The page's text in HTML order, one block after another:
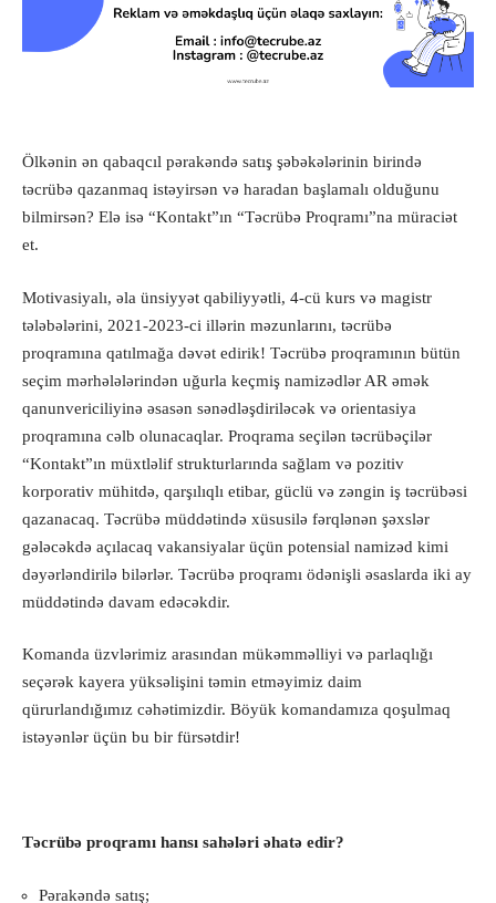
Ölkənin ən qabaqcıl pərakəndə satış şəbəkələrinin birində
təcrübə qazanmaq istəyirsən və haradan başlamalı olduğunu
bilmirsən? Elə isə “Kontakt”ın “Təcrübə Proqramı”na müraciət
et.
Motivasiyalı, əla ünsiyyət qabiliyyətli, 4-cü kurs və magistr
tələbələrini, 2021-2023-ci illərin məzunlarını, təcrübə
proqramına qatılmağa dəvət edirik! Təcrübə proqramının bütün
seçim mərhələlərindən uğurla keçmiş namizədlər AR əmək
qanunvericiliyinə əsasən sənədləşdiriləcək və orientasiya
proqramına cəlb olunacaqlar. Proqrama seçilən təcrübəçilər
“Kontakt”ın müxtləlif strukturlarında sağlam və pozitiv
korporativ mühitdə, qarşılıqlı etibar, güclü və zəngin iş təcrübəsi
qazanacaq. Təcrübə müddətində xüsusilə fərqlənən şəxslər
gələcəkdə açılacaq vakansiyalar üçün potensial namizəd kimi
dəyərləndirilə bilərlər. Təcrübə proqramı ödənişli əsaslarda iki ay
müddətində davam edəcəkdir.
Komanda üzvlərimiz arasından mükəmməlliyi və parlaqlığı
seçərək kayera yüksəlişini təmin etməyimiz daim
qürurlandığımız cəhətimizdir. Böyük komandamıza qoşulmaq
istəyənlər üçün bu bir fürsətdir!
Təcrübə proqramı hansı sahələri əhatə edir?
Pərakəndə satış;